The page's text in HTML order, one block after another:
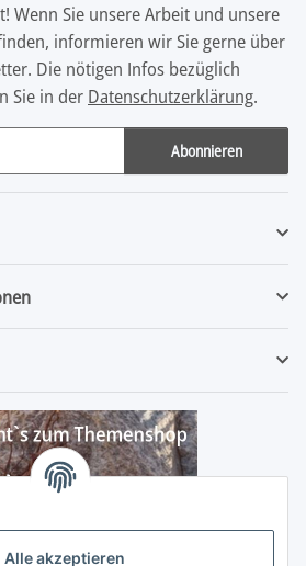
Alle akzeptieren
Wenn Sie unsere Arbeit und unsere
informieren wir Sie gerne über
Die nötigen Infos bezüglich
Sie in der Datenschutzerklärung.
Abonnieren